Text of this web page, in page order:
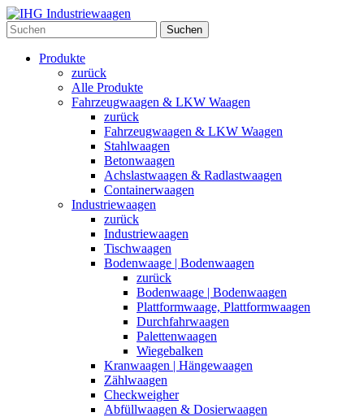
Suchen
Produkte
zurück
Alle Produkte
Fahrzeugwaagen & LKW Waagen
zurück
Fahrzeugwaagen & LKW Waagen
Stahlwaagen
Betonwaagen
Achslastwaagen & Radlastwaagen
Containerwaagen
Industriewaagen
zurück
Industriewaagen
Tischwaagen
Bodenwaage | Bodenwaagen
zurück
Bodenwaage | Bodenwaagen
Plattformwaage, Plattformwaagen
Durchfahrwaagen
Palettenwaagen
Wiegebalken
Kranwaagen | Hängewaagen
Zählwaagen
Checkweigher
Abfüllwaagen & Dosierwaagen